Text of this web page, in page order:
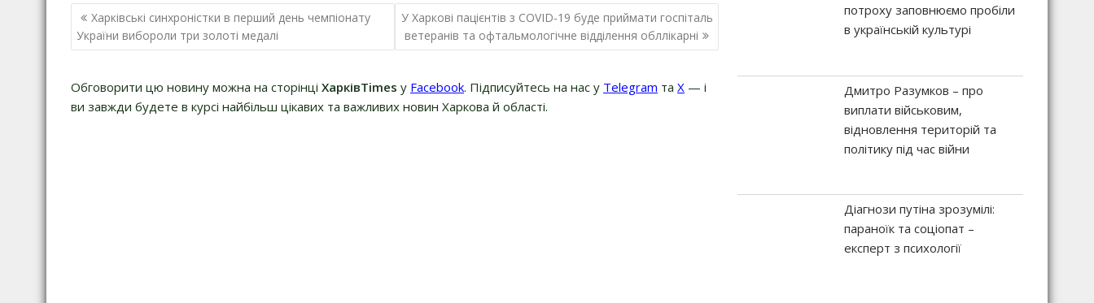
Н
а
і
г
Харківські синхроністки в перший день чемпіонату
України вибороли три золоті медалі
У Харкові пацієнтів з COVID-19 буде приймати госпіталь
ветеранів та офтальмологічне відділення обллікарні
Обговорити цю новину можна на сторінці ХарківTimes у Facebook. Підписуйтесь на нас у Telegram та Х — і
ви завжди будете в курсі найбільш цікавих та важливих новин Харкова й області.
потроху заповнюємо пробіли
в українській культурі
Дмитро Разумков – про
виплати військовим,
відновлення територій та
політику під час війни
Діагнози путіна зрозумілі:
параноїк та соціопат –
експерт з психології